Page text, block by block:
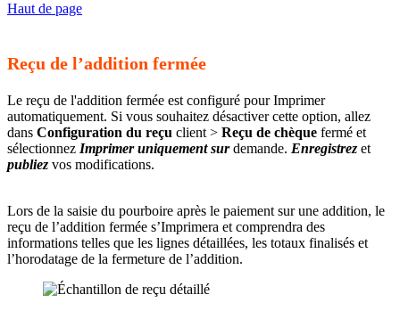
Haut de page
Reçu de l’addition fermée
Le reçu de l'addition fermée est configuré pour Imprimer
automatiquement. Si vous souhaitez désactiver cette option, allez
dans Configuration du reçu client > Reçu de chèque fermé et
sélectionnez Imprimer uniquement surdemande. Enregistrez et
publiez vos modifications.
Lors de la saisie du pourboire après le paiement sur une addition, le
reçu de l’addition fermée s’Imprimera et comprendra des
informations telles que les lignes détaillées, les totaux finalisés et
l’horodatage de la fermeture de l’addition.